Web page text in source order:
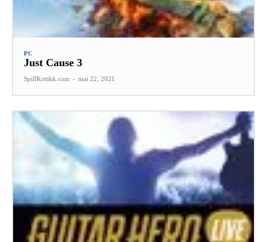
PC
Just Cause 3
SpillKritikk.com - mai 22, 2021